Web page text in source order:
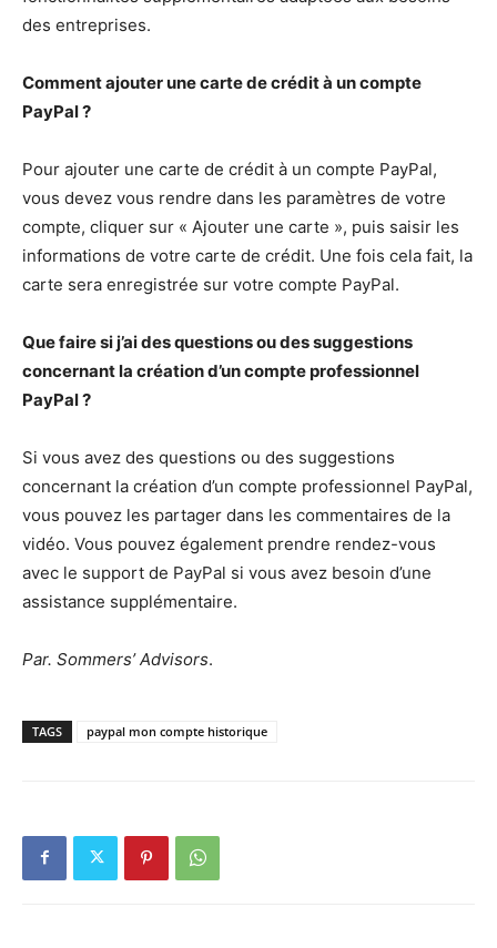
des entreprises.
Comment ajouter une carte de crédit à un compte
PayPal ?
Pour ajouter une carte de crédit à un compte PayPal,
vous devez vous rendre dans les paramètres de votre
compte, cliquer sur « Ajouter une carte », puis saisir les
informations de votre carte de crédit. Une fois cela fait, la
carte sera enregistrée sur votre compte PayPal.
Que faire si j’ai des questions ou des suggestions
concernant la création d’un compte professionnel
PayPal ?
Si vous avez des questions ou des suggestions
concernant la création d’un compte professionnel PayPal,
vous pouvez les partager dans les commentaires de la
vidéo. Vous pouvez également prendre rendez-vous
avec le support de PayPal si vous avez besoin d’une
assistance supplémentaire.
Par. Sommers’ Advisors.
TAGS paypal mon compte historique